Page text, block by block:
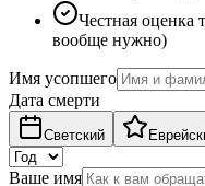
Честная оценка
вообще нужно)
Имя усопшего
Дата смерти
Светский
Ваше имя